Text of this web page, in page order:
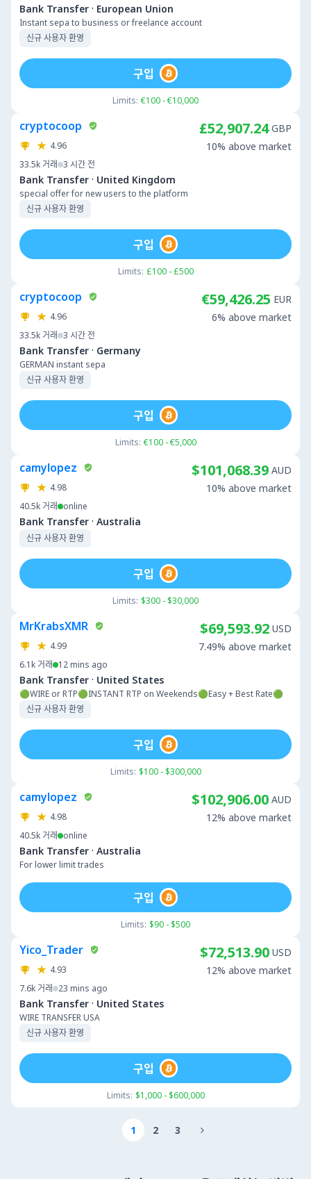
Bank Transfer · European Union
Instant sepa to business or freelance account
신규 사용자 환영
Limits: €100 - €10,000
구입
cryptocoop
4.96
33.5k 거래 3 시간 전
Bank Transfer · United Kingdom
special offer for new users to the platform
신규 사용자 환영
£52,907.24 GBP
10% above market
Limits: £100 - £500
구입
cryptocoop
4.96
33.5k 거래 3 시간 전
Bank Transfer · Germany
GERMAN instant sepa
신규 사용자 환영
€59,426.25 EUR
6% above market
Limits: €100 - €5,000
구입
camylopez
4.98
40.5k 거래 online
Bank Transfer · Australia
신규 사용자 환영
$101,068.39 AUD
10% above market
Limits: $300 - $30,000
구입
MrKrabsXMR
4.99
6.1k 거래 12 mins ago
Bank Transfer · United States
🟢WIRE or RTP🟢INSTANT RTP on Weekends🟢Easy + Best Rate🟢
신규 사용자 환영
$69,593.92 USD
7.49% above market
Limits: $100 - $300,000
구입
camylopez
4.98
40.5k 거래 online
Bank Transfer · Australia
For lower limit trades
$102,906.00 AUD
12% above market
Limits: $90 - $500
구입
Yico_Trader
4.93
7.6k 거래 23 mins ago
Bank Transfer · United States
WIRE TRANSFER USA
신규 사용자 환영
$72,513.90 USD
12% above market
Limits: $1,000 - $600,000
구입
1 2 3 